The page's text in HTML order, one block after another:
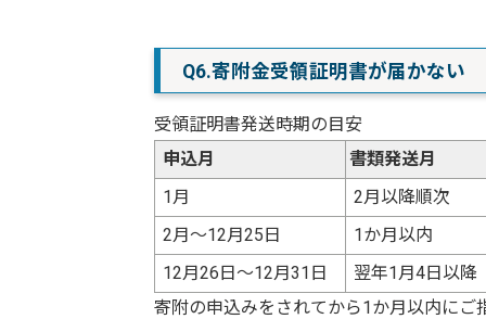
Q6.寄附金受領証明書が届かない
受領証明書発送時期の目安
申込月
書類発送月
1月
2月以降順次
2月～12月25日
1か月以内
12月26日～12月31日
翌年1月4日以降
寄附の申込みをされてから1か月以内にご